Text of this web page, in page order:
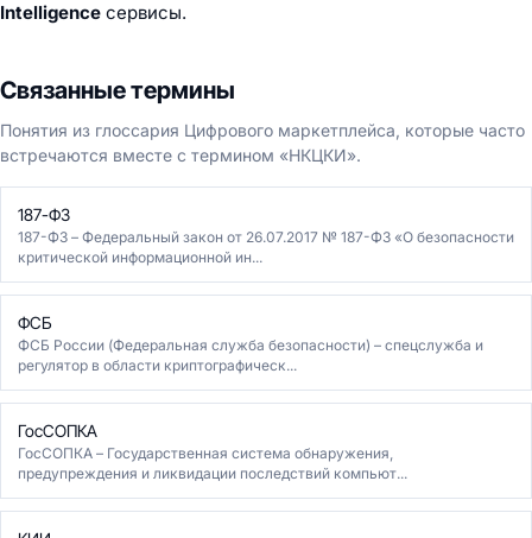
Intelligence сервисы.
Связанные термины
Понятия из глоссария Цифрового маркетплейса, которые часто
встречаются вместе с термином «НКЦКИ».
187-ФЗ
187-ФЗ – Федеральный закон от 26.07.2017 № 187-ФЗ «О безопасности
критической информационной ин...
ФСБ
ФСБ России (Федеральная служба безопасности) – спецслужба и
регулятор в области криптографическ...
ГосСОПКА
ГосСОПКА – Государственная система обнаружения,
предупреждения и ликвидации последствий компьют...